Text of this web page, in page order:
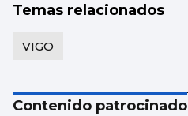
Temas relacionados
VIGO
Contenido patrocinado